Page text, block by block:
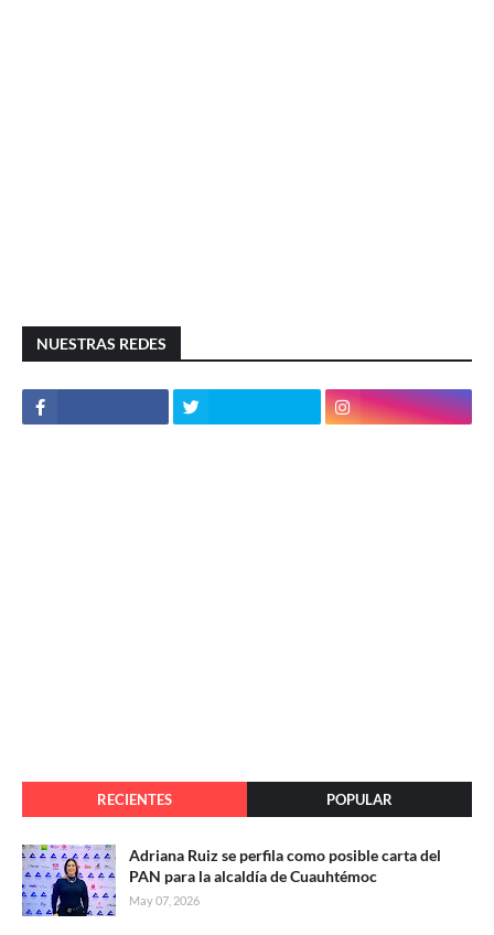
NUESTRAS REDES
RECIENTES POPULAR
Adriana Ruiz se perfila como posible carta del
PAN para la alcaldía de Cuauhtémoc
May 07, 2026